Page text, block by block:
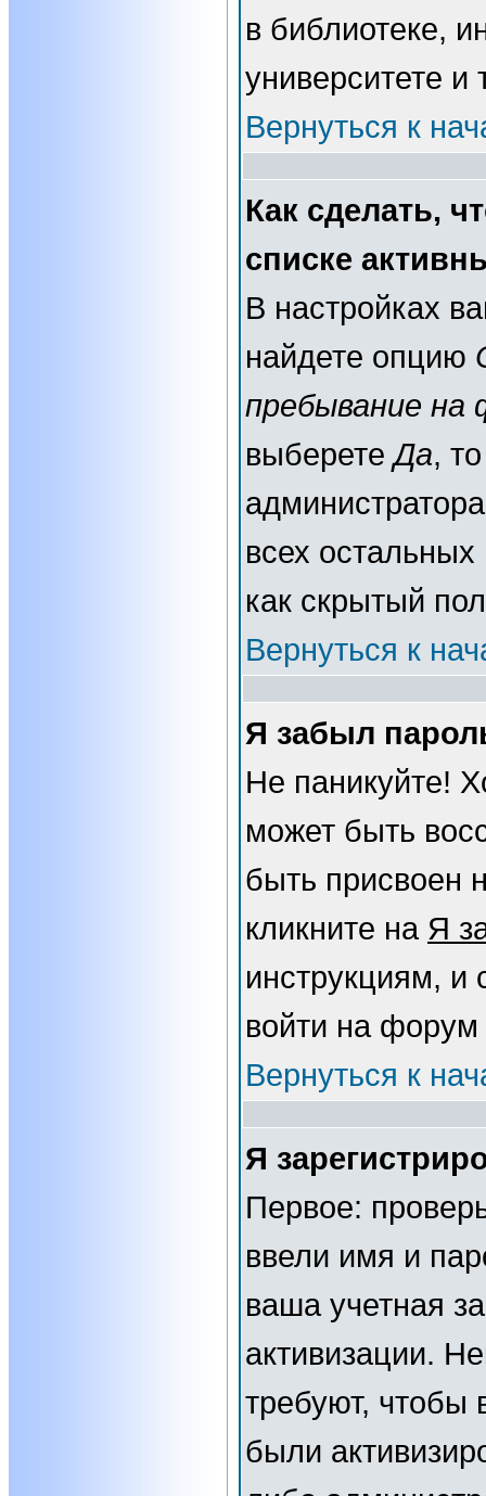
в библиотеке,
университете и
Вернуться к
Как сделать,
списке
В настройках
найдете опцию
пребывание на
выберетеДа,
всех
как скрытый
Вернуться к
Я забыл
Не паникуйте!
может быть
быть присвоен
кликните на Я
инструкциям, и
войти на форум
Вернуться к
Я
Первое:
ввели имя и
ваша учетная
активизации.
требуют, чтобы
были